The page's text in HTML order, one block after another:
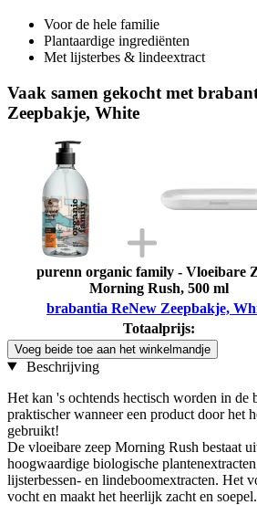
Voor de hele familie
Plantaardige ingrediënten
Met lijsterbes & lindeextract
Vaak samen gekocht met
Zeepbakje, White
purenn organic family - Vloeibare
Morning Rush, 500 ml
brabantia ReNew Zeepbakje,
Totaalprijs:
Voeg beide toe aan het winkelmandje
Beschrijving
Het kan 's ochtends hectisch worden in de
praktischer wanneer een product door het
gebruikt!
De vloeibare zeep Morning Rush bestaat
hoogwaardige biologische
lijsterbessen- en lindeboomextracten. Het
vocht en maakt het heerlijk zacht en soepel.